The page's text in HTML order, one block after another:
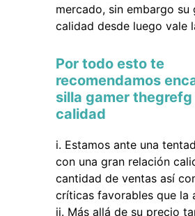
mercado, sin embargo su
calidad desde luego vale
Por todo esto te
recomendamos
silla gamer thegrefg
calidad
Estamos ante una
con una gran relación
cantidad de ventas así
críticas favorables que la
Más allá de su precio